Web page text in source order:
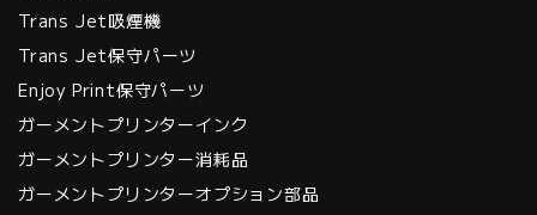
Trans Jet吸煙機
Trans Jet保守パーツ
Enjoy Print保守パーツ
ガーメントプリンターインク
ガーメントプリンター消耗品
ガーメントプリンターオプション部品